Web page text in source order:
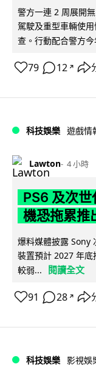
警方一連 2 周展開
駕駛及重型車輛使
查。行動配合警方
79 12 ↗
科技娛樂 遊戲情
Lawton 4 小時
PS6 及次世
機恐拖累推
爆料媒體披露 Sony
裝置預計 2027 年
較弱...
閱讀全文
91 28 ↗
科技娛樂 影視娛